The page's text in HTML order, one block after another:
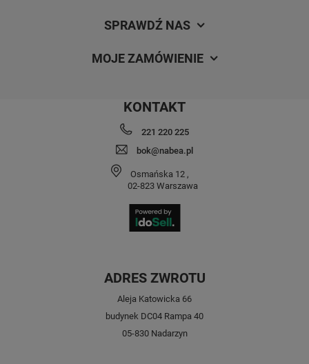
SPRAWDŹ NAS
MOJE ZAMÓWIENIE
KONTAKT
221 220 225
bok@nabea.pl
Osmańska 12 ,
02-823 Warszawa
ADRES ZWROTU
Aleja Katowicka 66
budynek DC04 Rampa 40
05-830 Nadarzyn